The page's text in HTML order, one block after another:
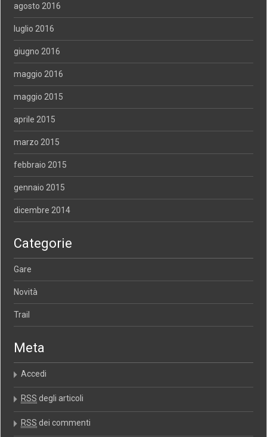
agosto 2016
luglio 2016
giugno 2016
maggio 2016
maggio 2015
aprile 2015
marzo 2015
febbraio 2015
gennaio 2015
dicembre 2014
Categorie
Gare
Novità
Trail
Meta
Accedi
RSS degli articoli
RSS dei commenti